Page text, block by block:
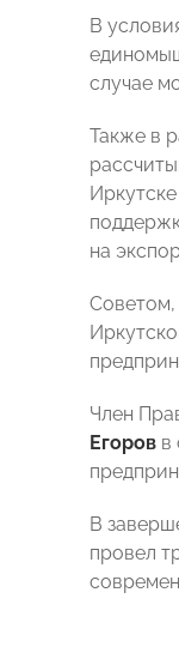
В
случае
Также в
Иркутске
на
Советом,
Член
Егоров в
В
провел